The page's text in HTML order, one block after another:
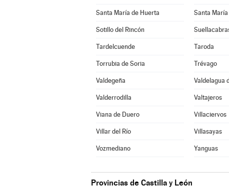
Santa María de Huerta Santa
Sotillo del Rincón
Tardelcuende Taroda
Torrubia de Soria Trévago
Valdegeña Valdelagua
Valderrodilla Valtajeros
Viana de Duero Villaciervos
Villar del Río Villasayas
Vozmediano Yanguas
Provincias de Castilla y León